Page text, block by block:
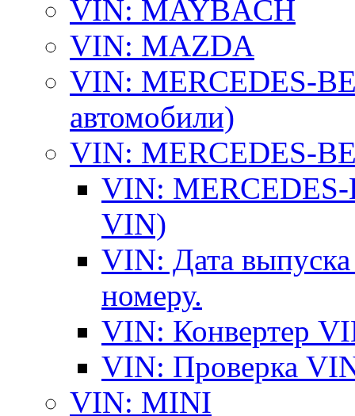
VIN: MAYBACH
VIN: MAZDA
VIN: MERCEDES-
автомобили)
VIN: MERCEDES-
VIN: MERCEDES-
VIN)
VIN: Дата
номеру.
VIN: Конвертер
VIN: Проверка
VIN: MINI